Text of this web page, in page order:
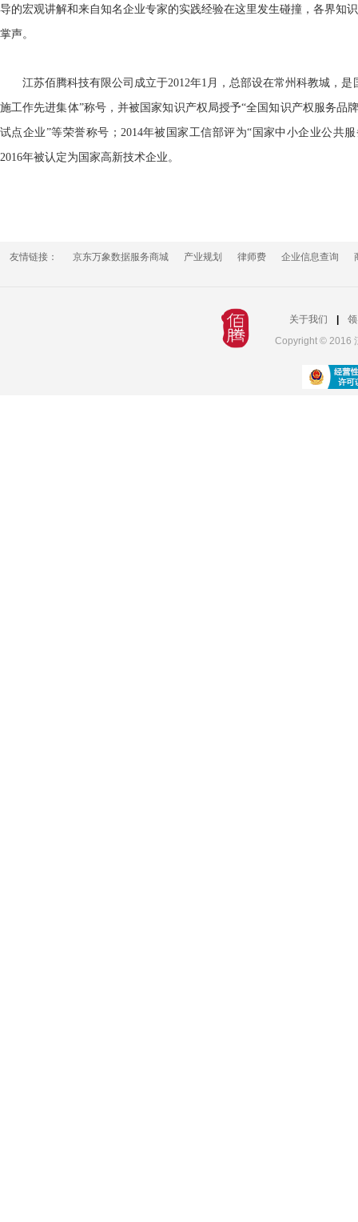
导的宏观讲解和来自知名企业专家的实践经验在这里发生碰撞，各界知
掌声。
江苏佰腾科技有限公司成立于2012年1月，总部设在常州科教城，
施工作先进集体”称号，并被国家知识产权局授予“全国知识产权服务品
试点企业”等荣誉称号；2014年被国家工信部评为“国家中小企业公共
2016年被认定为国家高新技术企业。
友情链接： 京东万象数据服务商城 产业规划 律师费 企业信息查询
关于我们
Copyright © 2016